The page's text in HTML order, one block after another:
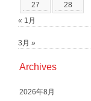
27
28
« 1月
3月 »
Archives
2026年8月